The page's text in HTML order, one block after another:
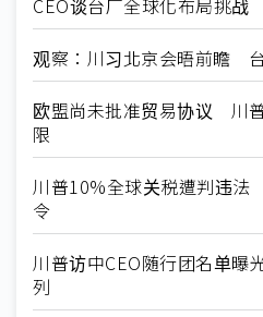
CEO谈台厂全球化布局挑战
观察：川习北京会晤前瞻
欧盟尚未批准贸易协议 川
限
川普10%全球关税遭判违
令
川普访中CEO随行团名单
列